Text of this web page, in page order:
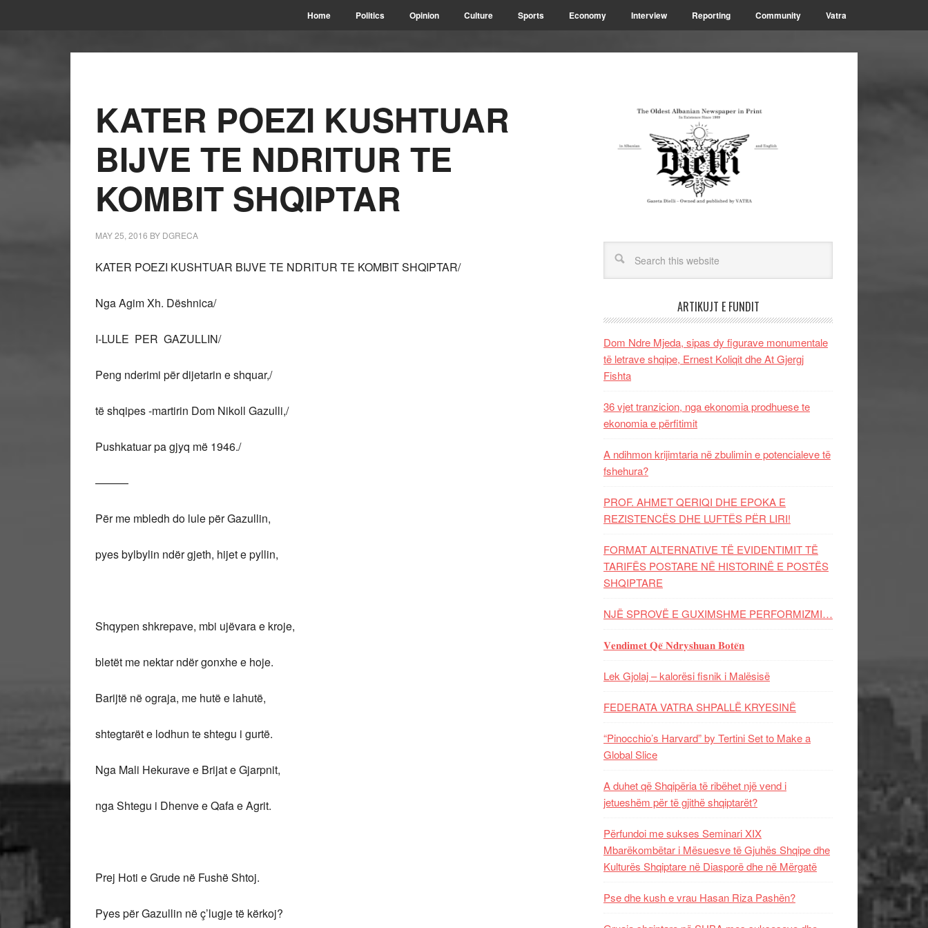
Home Politics Opinion Culture Sports Economy Interview Reporting Community Vatra
KATER POEZI KUSHTUAR
BIJVE TE NDRITUR TE
KOMBIT SHQIPTAR
MAY 25, 2016 BY DGRECA
KATER POEZI KUSHTUAR BIJVE TE NDRITUR TE KOMBIT SHQIPTAR/
Nga Agim Xh. Dëshnica/
I-LULE PER GAZULLIN/
Peng nderimi për dijetarin e shquar,/
të shqipes -martirin Dom Nikoll Gazulli,/
Pushkatuar pa gjyq më 1946./
———
Për me mbledh do lule për Gazullin,
pyes bylbylin ndër gjeth, hijet e pyllin,
Shqypen shkrepave, mbi ujëvara e kroje,
bletët me nektar ndër gonxhe e hoje.
Barijtë në ograja, me hutë e lahutë,
shtegtarët e lodhun te shtegu i gurtë.
Nga Mali Hekurave e Brijat e Gjarpnit,
nga Shtegu i Dhenve e Qafa e Agrit.
Prej Hoti e Grude në Fushë Shtoj.
Pyes për Gazullin në ç’lugje të kërkoj?
ARTIKUJT E FUNDIT
Dom Ndre Mjeda, sipas dy figurave monumentale
të letrave shqipe, Ernest Koliqit dhe At Gjergj
Fishta
36 vjet tranzicion, nga ekonomia prodhuese te
ekonomia e përfitimit
A ndihmon krijimtaria në zbulimin e potencialeve të
fshehura?
PROF. AHMET QERIQI DHE EPOKA E
REZISTENCЁS DHE LUFTЁS PЁR LIRI!
FORMAT ALTERNATIVE TË EVIDENTIMIT TË
TARIFËS POSTARE NË HISTORINË E POSTËS
SHQIPTARE
NJË SPROVË E GUXIMSHME PERFORMIZMI…
𝐕𝐞𝐧𝐝𝐢𝐦𝐞𝐭 𝐐𝐞̈ 𝐍𝐝𝐫𝐲𝐬𝐡𝐮𝐚𝐧 𝐁𝐨𝐭𝐞̈𝐧
Lek Gjolaj – kalorësi fisnik i Malësisë
FEDERATA VATRA SHPALLË KRYESINË
“Pinocchio’s Harvard” by Tertini Set to Make a
Global Slice
A duhet që Shqipëria të ribëhet një vend i
jetueshëm për të gjithë shqiptarët?
Përfundoi me sukses Seminari XIX
Mbarëkombëtar i Mësuesve të Gjuhës Shqipe dhe
Kulturës Shqiptare në Diasporë dhe në Mërgatë
Pse dhe kush e vrau Hasan Riza Pashën?